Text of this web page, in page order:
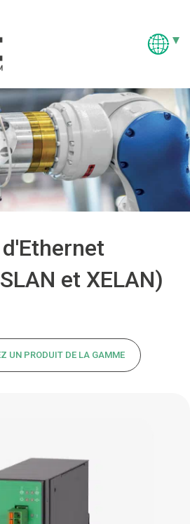
et XELAN)
UN PRODUIT DE LA GAMME